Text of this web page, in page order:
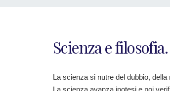
Scienza e
La scienza si nutre del dubbio,
La scienza avanza ipotesi e poi